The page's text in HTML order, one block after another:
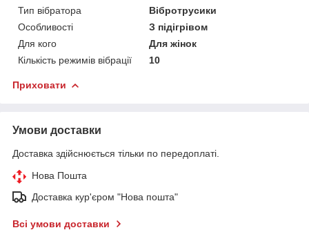
Тип вібратора
Вібротрусики
Особливості
З підігрівом
Для кого
Для жінок
Кількість режимів вібрації
10
Приховати
Умови доставки
Доставка здійснюється тільки по передоплаті.
Нова Пошта
Доставка кур'єром "Нова пошта"
Всі умови доставки